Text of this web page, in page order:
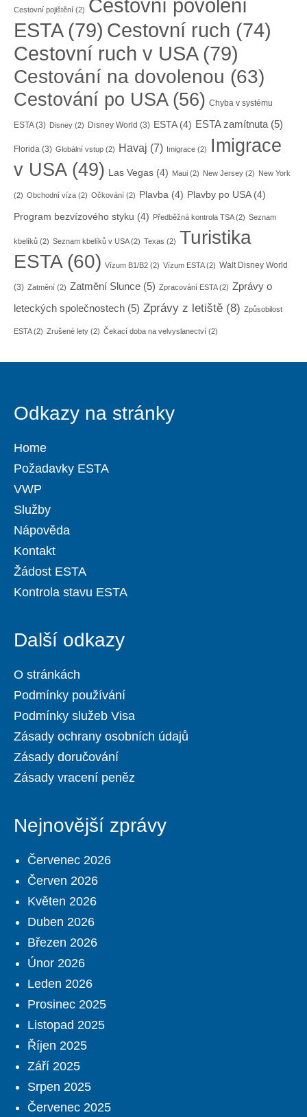
Cestovní pojištění (2) Cestovní povolení
ESTA(79) Cestovní ruch (74)
Cestovní ruch v USA(79)
Cestování na dovolenou (63)
Cestování po USA(56) Chyba v systému
ESTA(3) Disney (2) Disney World (3) ESTA(4) ESTA zamítnuta(5)
Florida (3) Globální vstup (2) Havaj (7) Imigrace (2)
Imigrace
v USA(49) Las Vegas (4) Maui (2) New Jersey (2) New York
(2) Obchodní víza (2) Očkování (2) Plavba (4) Plavby po USA(4)
Program bezvízového styku (4) Předběžná kontrola TSA(2) Seznam
kbelíků (2) Seznam kbelíků v USA(2) Texas (2) Turistika
ESTA(60) Vízum B1/B2 (2) Vízum ESTA(2) Walt Disney World
(3) Zatmění (2) Zatmění Slunce (5) Zpracování ESTA(2) Zprávy o
leteckých společnostech (5) Zprávy z letiště (8) Způsobilost
ESTA(2) Zrušené lety (2) Čekací doba na velvyslanectví (2)
Odkazy na stránky
Home
Požadavky ESTA
VWP
Služby
Nápověda
Kontakt
Žádost ESTA
Kontrola stavu ESTA
Další odkazy
O stránkách
Podmínky používání
Podmínky služeb Visa
Zásady ochrany osobních údajů
Zásady doručování
Zásady vracení peněz
Nejnovější zprávy
Červenec 2026
Červen 2026
Květen 2026
Duben 2026
Březen 2026
Únor 2026
Leden 2026
Prosinec 2025
Listopad 2025
Říjen 2025
Září 2025
Srpen 2025
Červenec 2025